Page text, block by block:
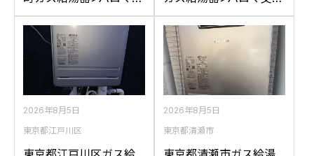
換工事施工事例：リン
ナイRFS-A2400SAか
らパロマFH-
E2422SARLへの交換
工事施工事例：ハウス
テックWZ161FEPから
パロマFH-2023SAW-1
への交換
2026年8月5日
東京都江戸川区
2026年8月5日
東京都清瀬市